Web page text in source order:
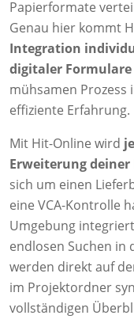
Papierformate
Genau hier kommt
Integration
digitaler Formulare
mühsamen Prozess
effiziente Erfahrung.
Mit Hit-Online wird
Erweiterung
sich um einen
eine VCA-Kontrolle
Umgebung
endlosen Suchen in
werden direkt auf
im Projektordner
vollständigen